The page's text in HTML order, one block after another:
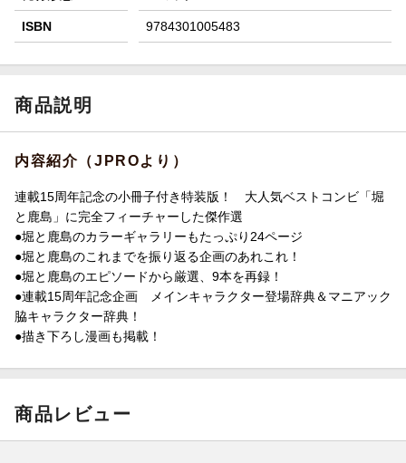
ISBN 9784301005483
商品説明
内容紹介（JPROより）
連載15周年記念の小冊子付き特装版！ 大人気ベストコンビ「堀
と鹿島」に完全フィーチャーした傑作選
●堀と鹿島のカラーギャラリーもたっぷり24ページ
●堀と鹿島のこれまでを振り返る企画のあれこれ！
●堀と鹿島のエピソードから厳選、9本を再録！
●連載15周年記念企画 メインキャラクター登場辞典＆マニアック
脇キャラクター辞典！
●描き下ろし漫画も掲載！
商品レビュー